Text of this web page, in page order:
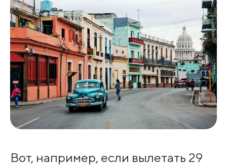
Вот, например, если вылетать 29